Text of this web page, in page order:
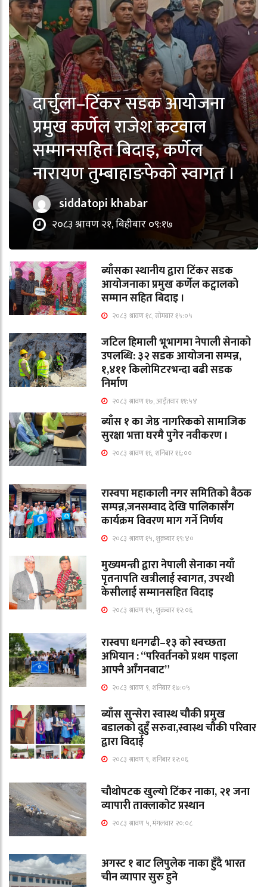
दार्चुला–टिंकर सडक आयोजना
प्रमुख कर्णेल राजेश कटवाल
सम्मानसहित बिदाइ, कर्णेल
नारायण तुम्बाहाङफेको स्वागत ।
siddatopi khabar
२०८३ श्रावण २१, बिहीबार ०९:१७
ब्याँसका स्थानीय द्वारा टिंकर सडक
आयोजनाका प्रमुख कर्णेल कट्वालको
सम्मान सहित बिदाइ ।
२०८३ श्रावण १८, सोमबार १५:०५
जटिल हिमाली भूभागमा नेपाली सेनाको
उपलब्धि: ३२ सडक आयोजना सम्पन्न,
१,४११ किलोमिटरभन्दा बढी सडक
निर्माण
२०८३ श्रावण १७, आईतवार ११:५४
ब्याँस १ का जेष्ठ नागरिकको सामाजिक
सुरक्षा भत्ता घरमै पुगेर नवीकरण ।
२०८३ श्रावण १६, शनिबार १६:००
रास्वपा महाकाली नगर समितिको बैठक
सम्पन्न,जनसम्वाद देखि पालिकासँग
कार्यक्रम विवरण माग गर्ने निर्णय
२०८३ श्रावण १५, शुक्रबार १९:४०
मुख्यमन्त्री द्वारा नेपाली सेनाका नयाँ
पृतनापति खत्रीलाई स्वागत, उपरथी
केसीलाई सम्मानसहित विदाइ
२०८३ श्रावण १५, शुक्रबार १२:०६
रास्वपा धनगढी–१३ को स्वच्छता
अभियान : “परिवर्तनको प्रथम पाइला
आफ्नै आँगनबाट”
२०८३ श्रावण ९, शनिबार १७:०५
ब्याँस सुन्सेरा स्वास्थ चौकी प्रमुख
बडालको दुहुँ सरुवा,स्वास्थ चौकी परिवार
द्वारा विदाई
२०८३ श्रावण ९, शनिबार १२:०६
चौथोपटक खुल्यो टिंकर नाका, २१ जना
व्यापारी ताक्लाकोट प्रस्थान
२०८३ श्रावण ५, मंगलवार २०:०८
अगस्ट १ बाट लिपुलेक नाका हुँदै भारत
चीन व्यापार सुरु हुने